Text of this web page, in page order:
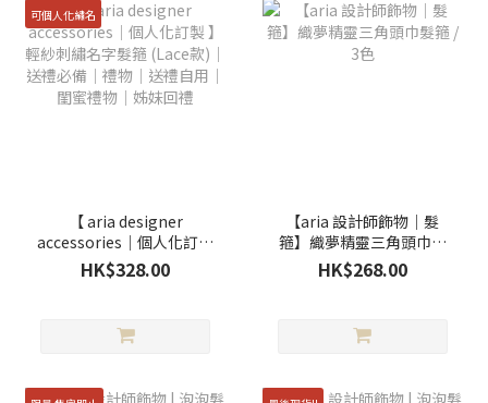
可個人化繡名
【 aria designer
accessories｜個人化訂製
】輕紗刺繡名字髮箍
(Lace款)｜送禮必備｜禮
｜姊妹回禮
HK$328.00
【aria 設計師飾物｜髮
箍】織夢精靈三角頭巾髮
箍 / 3色
HK$268.00